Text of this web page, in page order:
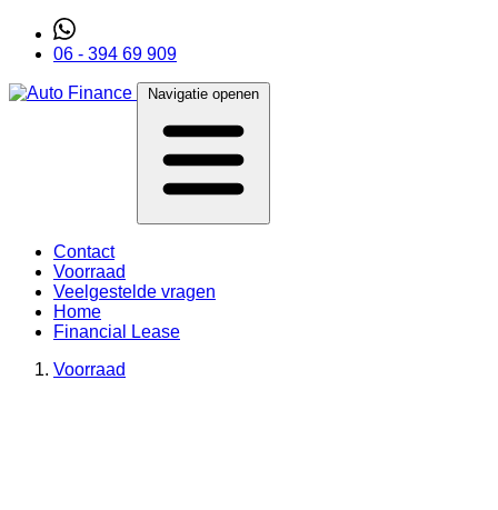
06 - 394 69 909
Navigatie openen
Contact
Voorraad
Veelgestelde vragen
Home
Financial Lease
Voorraad